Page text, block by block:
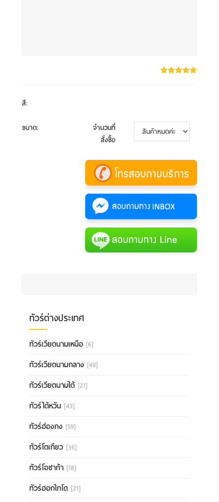
สี:
ขนาด:
จำนวนที่
สั่งซื้อ
ทัวร์ต่างประเทศ
ทัวร์เวียดนามเหนือ [6]
ทัวร์เวียดนามกลาง [49]
ทัวร์เวียดนามใต้ [21]
ทัวร์ไต้หวัน [43]
ทัวร์ฮ่องกง [59]
ทัวร์โตเกียว [36]
ทัวร์โอซาก้า [18]
ทัวร์ฮอกไกโด [21]